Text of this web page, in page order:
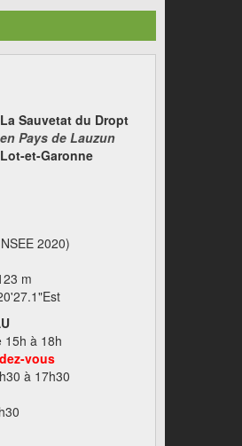
La Sauvetat du Dropt
en Pays de Lauzun
Lot-et-Garonne
2020)
m
15h à 18h
vous
à 17h30